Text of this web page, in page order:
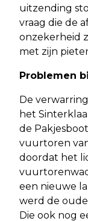
uitzending
vraag die de
onzekerheid
met zijn
Problemen
De
het
de
vuurtoren
doordat het
een nieuwe
werd de
Die ook nog